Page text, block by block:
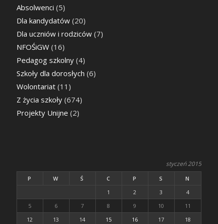
Absolwenci (5)
Dla kandydatów(20)
Dla uczniów i rodziców(7)
NFOŚiGW(16)
Pedagog szkolny(4)
Szkoły dla dorosłych (6)
Wolontariat(11)
Z życia szkoły(674)
Projekty Unijne (2)
styczeń 2015
P W Ś C P S
N
1
2 3
4
5
6 7 8 9 10
11
12
13 14 15 16 17 18